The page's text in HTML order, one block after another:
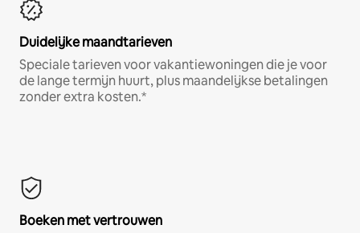
Duidelijke maandtarieven
Speciale tarieven voor vakantiewoningen die je voor
de lange termijn huurt, plus maandelijkse betalingen
zonder extra kosten.*
Boeken met vertrouwen